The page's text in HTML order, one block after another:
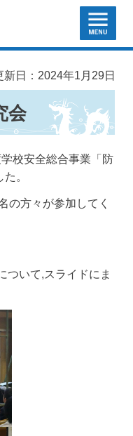
MENU
新日：2024年1月29日
会
校安全総合事業「防
。
の方々が参加してく
ついて,スライドにま